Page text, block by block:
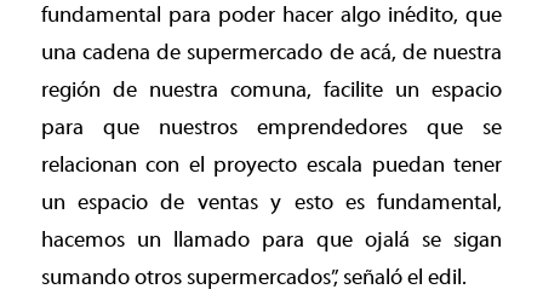
fundamental para poder hacer algo inédito, que
una cadena de supermercado de acá, de nuestra
región de nuestra comuna, facilite un espacio
para que nuestros emprendedores que se
relacionan con el proyecto escala puedan tener
un espacio de ventas y esto es fundamental,
hacemos un llamado para que ojalá se sigan
sumando otros supermercados”, señaló el edil.